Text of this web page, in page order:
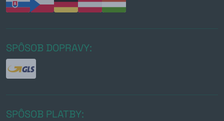
SPÔSOB DOPRAVY:
SPÔSOB PLATBY: